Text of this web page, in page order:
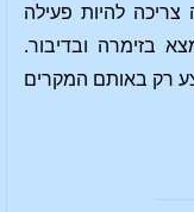
צריכה להיות פעילה
בזימרה ובדיבור.
רק באותם המקרים